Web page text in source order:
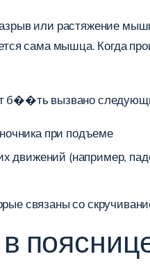
или растяжение
сама мышца. Когда
б��ть вызвано
при подъеме
движений (например,
связаны со